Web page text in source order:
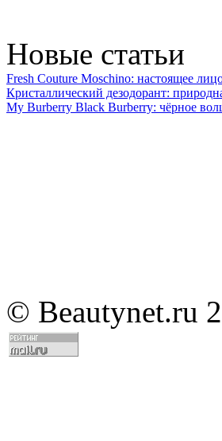
Новые статьи
Fresh Couture Moschino: настоящее
Кристаллический дезодорант:
My Burberry Black Burberry: чёрное
© Beautynet.ru